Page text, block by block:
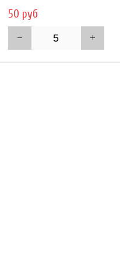
50 руб